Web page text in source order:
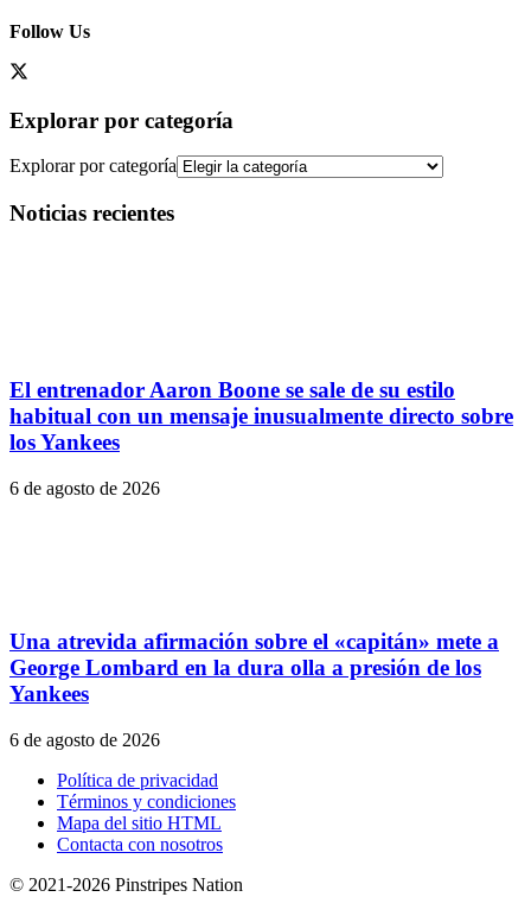
Follow Us
Explorar por categoría
Explorar por categoría
Noticias recientes
El entrenador Aaron Boone se sale de su estilo
habitual con un mensaje inusualmente directo sobre
los Yankees
6 de agosto de 2026
Una atrevida afirmación sobre el «capitán» mete a
George Lombard en la dura olla a presión de los
Yankees
6 de agosto de 2026
Política de privacidad
Términos y condiciones
Mapa del sitio HTML
Contacta con nosotros
© 2021-2026 Pinstripes Nation